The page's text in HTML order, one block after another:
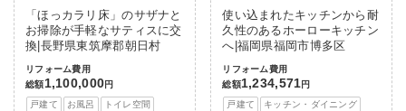
「ほっカラリ床」のサザナと
お掃除が手軽なサティスに交
換|長野県東筑摩郡朝日村
リフォーム費用
総額1,100,000円
戸建て
お風呂
トイレ空間
使い込まれたキッチンから耐
久性のあるホーローキッチン
へ|福岡県福岡市博多区
リフォーム費用
総額1,234,571円
戸建て
キッチン・ダイニング